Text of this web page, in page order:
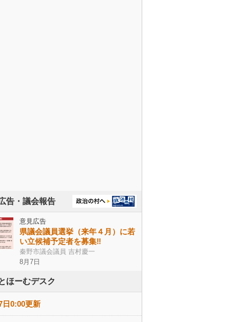
告・議会報告
意見広告
県議会議員選挙（来年４月）に若
い立候補予定者を募集‼
秦野市議会議員 吉村慶一
8月7日
ほーむデスク
日0:00更新